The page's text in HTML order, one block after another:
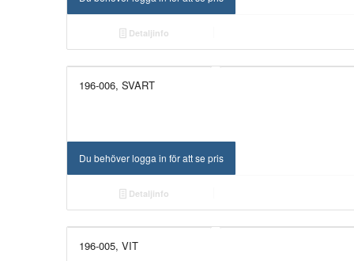
Detaljinfo
196-006, SVART
Du behöver logga in för att se pris
Detaljinfo
196-005, VIT